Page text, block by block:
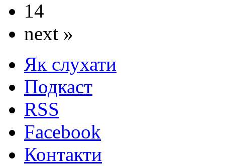
14
next »
Як слухати
Подкаст
RSS
Facebook
Контакти